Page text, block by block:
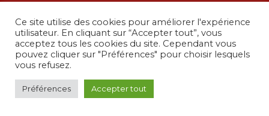
36 rue de Grenelle, 75007 Paris
presidence@conferenceolivaint.fr
© Copyright 2024 - Conférence Olivaint -
Ce site utilise des cookies pour améliorer l'expérience
utilisateur. En cliquant sur “Accepter tout”, vous
acceptez tous les cookies du site. Cependant vous
pouvez cliquer sur "Préférences" pour choisir lesquels
vous refusez.
Préférences Accepter tout